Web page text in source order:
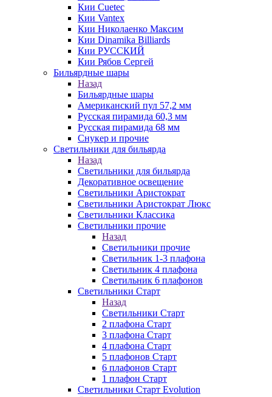
Кии Cuetec
Кии Vantex
Кии Николаенко Максим
Кии Dinamika Billiards
Кии РУССКИЙ
Кии Рябов Сергей
Бильярдные шары
Назад
Бильярдные шары
Американский пул 57,2 мм
Русская пирамида 60,3 мм
Русская пирамида 68 мм
Снукер и прочие
Светильники для бильярда
Назад
Светильники для бильярда
Декоративное освещение
Светильники Аристократ
Светильники Аристократ Люкс
Светильники Классика
Светильники прочие
Назад
Светильники прочие
Светильник 1-3 плафона
Светильник 4 плафона
Светильник 6 плафонов
Светильники Старт
Назад
Светильники Старт
2 плафона Старт
3 плафона Старт
4 плафона Старт
5 плафонов Старт
6 плафонов Старт
1 плафон Старт
Светильники Старт Evolution